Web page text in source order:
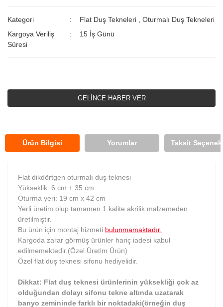
Kategori Flat Duş Tekneleri ,Oturmalı Duş Tekneleri
Kargoya Veriliş
Süresi
15 İş Günü
GELİNCE HABER VER
Ürün Bilgisi Yorumlar Taksit
Flat dikdörtgen oturmalı duş teknesi
Yükseklik: 6 cm + 35 cm
Oturma yeri: 19 cm x 42 cm
Yerli üretim olup tamamen 1.kalite akrilik malzemeden
üretilmiştir.
Bu ürün için montaj hizmeti bulunmamaktadır.
Kargoda zarar görmüş ürünler hariç iadesi kabul
edilmemektedir.(Özel Üretim Ürün)
Özel flat duş teknesi sifonu hediyelidir.
Dikkat: Flat duş teknesi ürünlerinin yüksekliği çok az
olduğundan dolayı sifonu tekne altında uzatarak
banyo zemininde farklı bir noktadaki(örneğin duş